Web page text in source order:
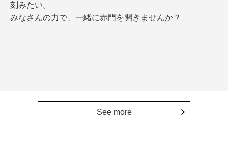
刻みたい。
みなさんの力で、一緒に赤門を開きませんか？
See more